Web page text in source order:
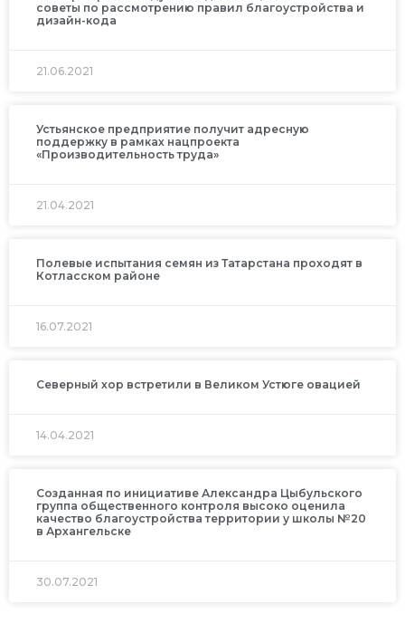
советы по рассмотрению правил благоустройства и
дизайн-кода
21.06.2021
Устьянское предприятие получит адресную
поддержку в рамках нацпроекта
«Производительность труда»
21.04.2021
Полевые испытания семян из Татарстана проходят в
Котласском районе
16.07.2021
Северный хор встретили в Великом Устюге овацией
14.04.2021
Созданная по инициативе Александра Цыбульского
группа общественного контроля высоко оценила
качество благоустройства территории у школы №20
в Архангельске
30.07.2021